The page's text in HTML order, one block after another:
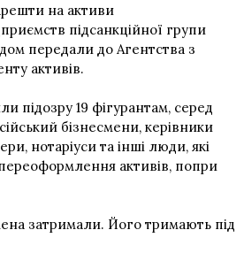
на активи
підсанкційної групи
передали до Агентства з
активів.
підозру 19 фігурантам, серед
бізнесмени, керівники
нотаріуси та інші люди, які
активів, попри
затримали. Його тримають під